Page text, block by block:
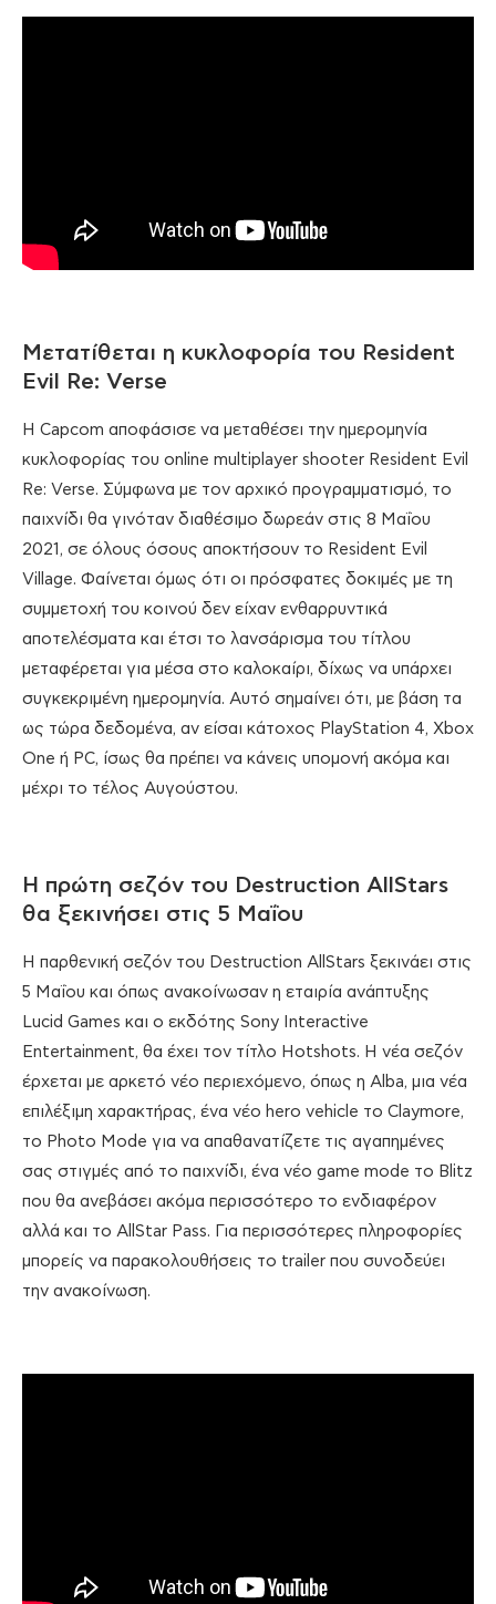
Μετατίθεται η κυκλοφορία του Resident
Evil Re: Verse
Η Capcom αποφάσισε να μεταθέσει την ημερομηνία
κυκλοφορίας του online multiplayer shooter Resident Evil
Re: Verse. Σύμφωνα με τον αρχικό προγραμματισμό, το
παιχνίδι θα γινόταν διαθέσιμο δωρεάν στις 8 Μαΐου
2021, σε όλους όσους αποκτήσουν το Resident Evil
Village. Φαίνεται όμως ότι οι πρόσφατες δοκιμές με τη
συμμετοχή του κοινού δεν είχαν ενθαρρυντικά
αποτελέσματα και έτσι το λανσάρισμα του τίτλου
μεταφέρεται για μέσα στο καλοκαίρι, δίχως να υπάρχει
συγκεκριμένη ημερομηνία. Αυτό σημαίνει ότι, με βάση τα
ως τώρα δεδομένα, αν είσαι κάτοχος PlayStation 4, Xbox
One ή PC, ίσως θα πρέπει να κάνεις υπομονή ακόμα και
μέχρι το τέλος Αυγούστου.
Η πρώτη σεζόν του Destruction AllStars
θα ξεκινήσει στις 5 Μαΐου
Η παρθενική σεζόν του Destruction AllStars ξεκινάει στις
5 Μαΐου και όπως ανακοίνωσαν η εταιρία ανάπτυξης
Lucid Games και ο εκδότης Sony Interactive
Entertainment, θα έχει τον τίτλο Hotshots. Η νέα σεζόν
έρχεται με αρκετό νέο περιεχόμενο, όπως η Alba, μια νέα
επιλέξιμη χαρακτήρας, ένα νέο hero vehicle το Claymore,
το Photo Mode για να απαθανατίζετε τις αγαπημένες
σας στιγμές από το παιχνίδι, ένα νέο game mode το Blitz
που θα ανεβάσει ακόμα περισσότερο το ενδιαφέρον
αλλά και το AllStar Pass. Για περισσότερες πληροφορίες
μπορείς να παρακολουθήσεις το trailer που συνοδεύει
την ανακοίνωση.